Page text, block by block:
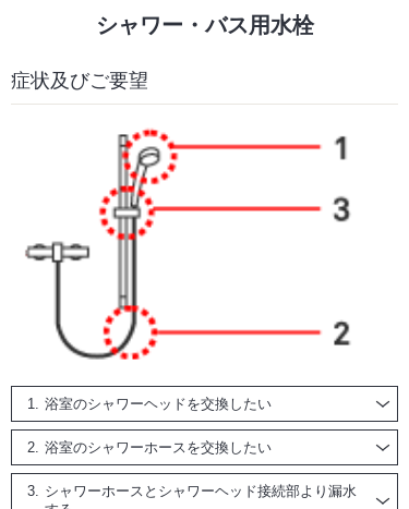
シャワー・バス用水栓
症状及びご要望
浴室のシャワーヘッドを交換したい
浴室のシャワーホースを交換したい
シャワーホースとシャワーヘッド接続部より漏水